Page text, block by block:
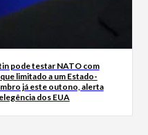
pode testar NATO com
limitado a um Estado-
já este outono, alerta
dos EUA